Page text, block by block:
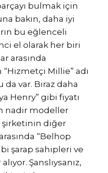
bulmak için
bakın, daha iyi
bu eğlenceli
el olarak her biri
arasında
Millie” adı
da var. Biraz daha
Henry” gibi fiyatı
nadir modeller
şirketinin diğer
“Belhop
şarap sahipleri ve
Şanslıysanız,